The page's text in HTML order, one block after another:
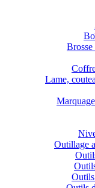
Brosse
Lame,
Outillage